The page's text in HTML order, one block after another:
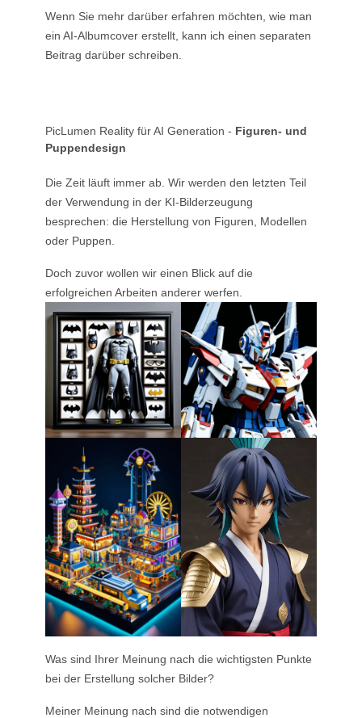
Wenn Sie mehr darüber erfahren möchten, wie man
ein AI-Albumcover erstellt, kann ich einen separaten
Beitrag darüber schreiben.
PicLumen Reality für AI Generation - Figuren- und
Puppendesign
Die Zeit läuft immer ab. Wir werden den letzten Teil
der Verwendung in der KI-Bilderzeugung
besprechen: die Herstellung von Figuren, Modellen
oder Puppen.
Doch zuvor wollen wir einen Blick auf die
erfolgreichen Arbeiten anderer werfen.
Was sind Ihrer Meinung nach die wichtigsten Punkte
bei der Erstellung solcher Bilder?
Meiner Meinung nach sind die notwendigen